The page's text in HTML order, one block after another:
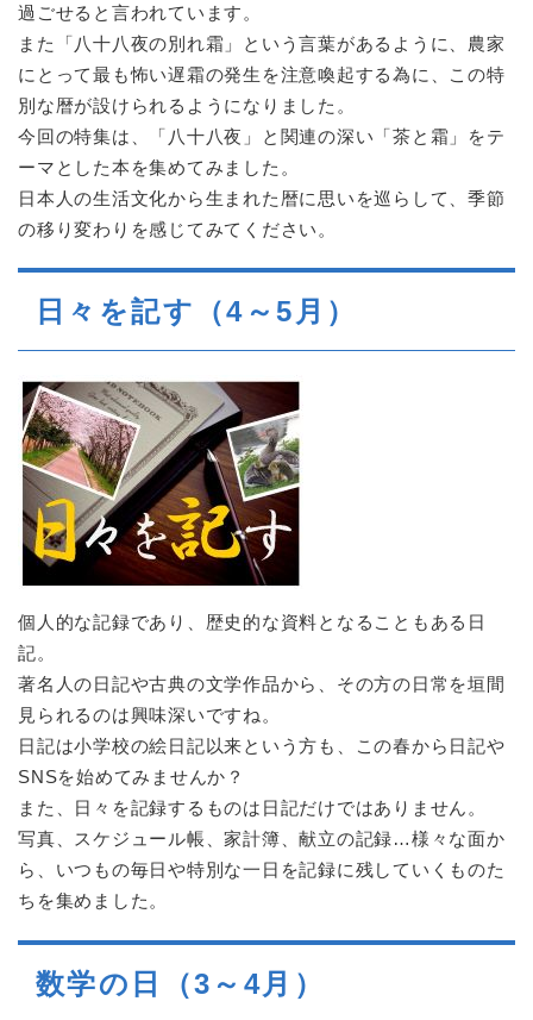
過ごせると言われています。
また「八十八夜の別れ霜」という言葉があるように、農家
にとって最も怖い遅霜の発生を注意喚起する為に、この特
別な暦が設けられるようになりました。
今回の特集は、「八十八夜」と関連の深い「茶と霜」をテ
ーマとした本を集めてみました。
日本人の生活文化から生まれた暦に思いを巡らして、季節
の移り変わりを感じてみてください。
日々を記す（4～5月）
個人的な記録であり、歴史的な資料となることもある日
記。
著名人の日記や古典の文学作品から、その方の日常を垣間
見られるのは興味深いですね。
日記は小学校の絵日記以来という方も、この春から日記や
SNSを始めてみませんか？
また、日々を記録するものは日記だけではありません。
写真、スケジュール帳、家計簿、献立の記録…様々な面か
ら、いつもの毎日や特別な一日を記録に残していくものた
ちを集めました。
数学の日（3～4月）